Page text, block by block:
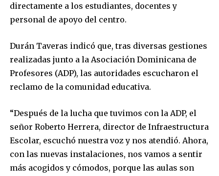
directamente a los estudiantes, docentes y
personal de apoyo del centro.
Durán Taveras indicó que, tras diversas gestiones
realizadas junto a la Asociación Dominicana de
Profesores (ADP), las autoridades escucharon el
reclamo de la comunidad educativa.
“Después de la lucha que tuvimos con la ADP, el
señor Roberto Herrera, director de Infraestructura
Escolar, escuchó nuestra voz y nos atendió. Ahora,
con las nuevas instalaciones, nos vamos a sentir
más acogidos y cómodos, porque las aulas son